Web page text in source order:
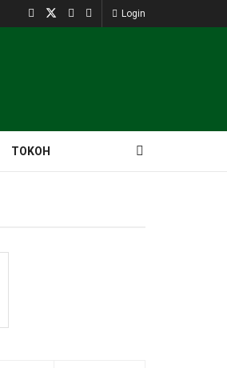
Login
TOKOH